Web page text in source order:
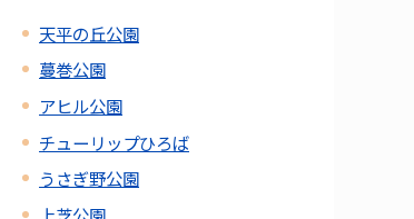
天平の丘公園
蔓巻公園
アヒル公園
チューリップひろば
うさぎ野公園